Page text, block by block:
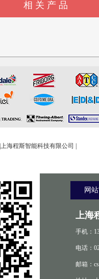
相关产品
上海程斯智能科技有限公司
网
上海
手机：
电话：
邮箱：